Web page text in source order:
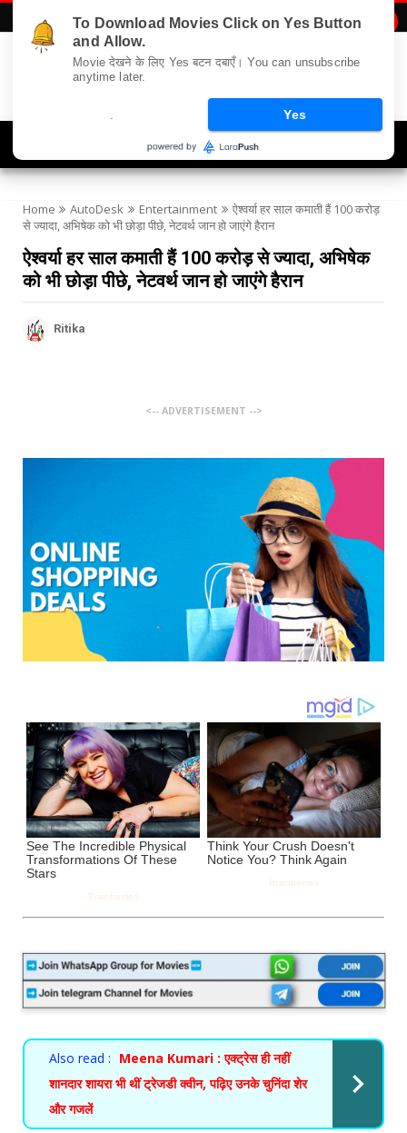
Home AutoDesk Entertainment
ऐश्वर्या हर साल कमाती हैं 100 करोड़
से ज्यादा, अभिषेक को भी छोड़ा पीछे, नेटवर्थ जान हो जाएंगे हैरान
ऐश्वर्या हर साल कमाती हैं 100 करोड़ से ज्यादा, अभिषेक
को भी छोड़ा पीछे, नेटवर्थ जान हो जाएंगे हैरान
Ritika
<-- ADVERTISEMENT -->
Also read : Meena Kumari : एक्ट्रेस ही नहीं
शानदार शायरा भी थीं ट्रेजडी क्वीन, पढ़िए उनके चुनिंदा शेर
और गजलें
To Download Movies Click on Yes Button
and Allow.
Movie देखने के लिए Yes बटन दबाएँ। You can unsubscribe
anytime later.
Yes